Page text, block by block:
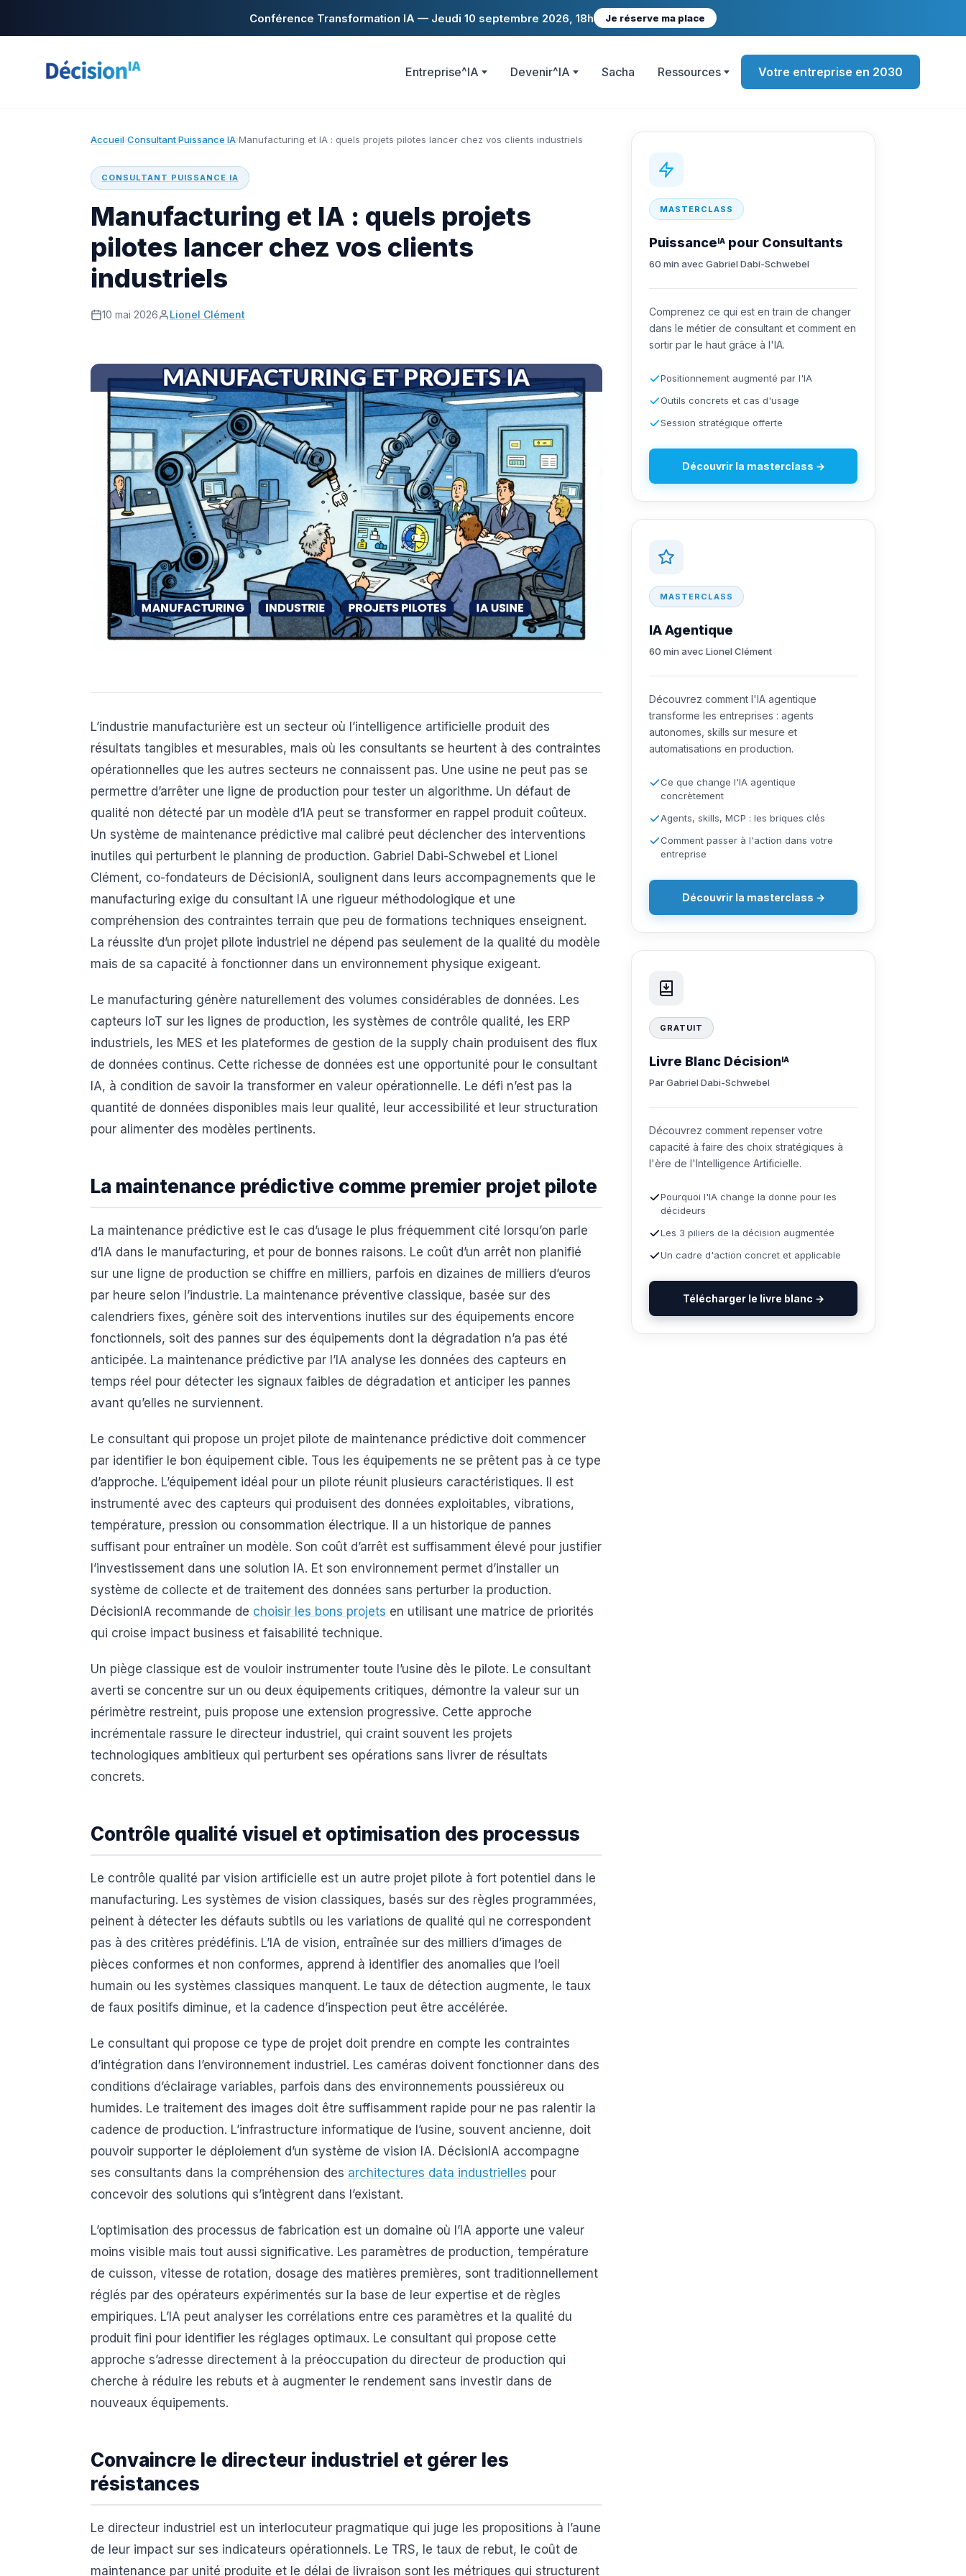
Conférence Transformation IA — Jeudi 10 septembre 2026, 18h Je réserve ma place
Entreprise^IA Devenir^IA Sacha Ressources Votre entreprise en 2030
Accueil›Consultant Puissance IA›Manufacturing et IA : quels projets pilotes lancer chez vos clients industriels
CONSULTANT PUISSANCE IA
Manufacturing et IA : quels projets
pilotes lancer chez vos clients
industriels
10 mai 2026 Lionel Clément
L’industrie manufacturière est un secteur où l’intelligence artificielle produit des
résultats tangibles et mesurables, mais où les consultants se heurtent à des contraintes
opérationnelles que les autres secteurs ne connaissent pas. Une usine ne peut pas se
permettre d’arrêter une ligne de production pour tester un algorithme. Un défaut de
qualité non détecté par un modèle d’IA peut se transformer en rappel produit coûteux.
Un système de maintenance prédictive mal calibré peut déclencher des interventions
inutiles qui perturbent le planning de production. Gabriel Dabi-Schwebel et Lionel
Clément, co-fondateurs de DécisionIA, soulignent dans leurs accompagnements que le
manufacturing exige du consultant IA une rigueur méthodologique et une
compréhension des contraintes terrain que peu de formations techniques enseignent.
La réussite d’un projet pilote industriel ne dépend pas seulement de la qualité du modèle
mais de sa capacité à fonctionner dans un environnement physique exigeant.
Le manufacturing génère naturellement des volumes considérables de données. Les
capteurs IoT sur les lignes de production, les systèmes de contrôle qualité, les ERP
industriels, les MES et les plateformes de gestion de la supply chain produisent des flux
de données continus. Cette richesse de données est une opportunité pour le consultant
IA, à condition de savoir la transformer en valeur opérationnelle. Le défi n’est pas la
quantité de données disponibles mais leur qualité, leur accessibilité et leur structuration
pour alimenter des modèles pertinents.
La maintenance prédictive comme premier projet pilote
La maintenance prédictive est le cas d’usage le plus fréquemment cité lorsqu’on parle
d’IA dans le manufacturing, et pour de bonnes raisons. Le coût d’un arrêt non planifié
sur une ligne de production se chiffre en milliers, parfois en dizaines de milliers d’euros
par heure selon l’industrie. La maintenance préventive classique, basée sur des
calendriers fixes, génère soit des interventions inutiles sur des équipements encore
fonctionnels, soit des pannes sur des équipements dont la dégradation n’a pas été
anticipée. La maintenance prédictive par l’IA analyse les données des capteurs en
temps réel pour détecter les signaux faibles de dégradation et anticiper les pannes
avant qu’elles ne surviennent.
Le consultant qui propose un projet pilote de maintenance prédictive doit commencer
par identifier le bon équipement cible. Tous les équipements ne se prêtent pas à ce type
d’approche. L’équipement idéal pour un pilote réunit plusieurs caractéristiques. Il est
instrumenté avec des capteurs qui produisent des données exploitables, vibrations,
température, pression ou consommation électrique. Il a un historique de pannes
suffisant pour entraîner un modèle. Son coût d’arrêt est suffisamment élevé pour justifier
l’investissement dans une solution IA. Et son environnement permet d’installer un
système de collecte et de traitement des données sans perturber la production.
DécisionIA recommande de choisir les bons projets en utilisant une matrice de priorités
qui croise impact business et faisabilité technique.
Un piège classique est de vouloir instrumenter toute l’usine dès le pilote. Le consultant
averti se concentre sur un ou deux équipements critiques, démontre la valeur sur un
périmètre restreint, puis propose une extension progressive. Cette approche
incrémentale rassure le directeur industriel, qui craint souvent les projets
technologiques ambitieux qui perturbent ses opérations sans livrer de résultats
concrets.
Contrôle qualité visuel et optimisation des processus
Le contrôle qualité par vision artificielle est un autre projet pilote à fort potentiel dans le
manufacturing. Les systèmes de vision classiques, basés sur des règles programmées,
peinent à détecter les défauts subtils ou les variations de qualité qui ne correspondent
pas à des critères prédéfinis. L’IA de vision, entraînée sur des milliers d’images de
pièces conformes et non conformes, apprend à identifier des anomalies que l’oeil
humain ou les systèmes classiques manquent. Le taux de détection augmente, le taux
de faux positifs diminue, et la cadence d’inspection peut être accélérée.
Le consultant qui propose ce type de projet doit prendre en compte les contraintes
d’intégration dans l’environnement industriel. Les caméras doivent fonctionner dans des
conditions d’éclairage variables, parfois dans des environnements poussiéreux ou
humides. Le traitement des images doit être suffisamment rapide pour ne pas ralentir la
cadence de production. L’infrastructure informatique de l’usine, souvent ancienne, doit
pouvoir supporter le déploiement d’un système de vision IA. DécisionIA accompagne
ses consultants dans la compréhension des architectures data industrielles pour
concevoir des solutions qui s’intègrent dans l’existant.
L’optimisation des processus de fabrication est un domaine où l’IA apporte une valeur
moins visible mais tout aussi significative. Les paramètres de production, température
de cuisson, vitesse de rotation, dosage des matières premières, sont traditionnellement
réglés par des opérateurs expérimentés sur la base de leur expertise et de règles
empiriques. L’IA peut analyser les corrélations entre ces paramètres et la qualité du
produit fini pour identifier les réglages optimaux. Le consultant qui propose cette
approche s’adresse directement à la préoccupation du directeur de production qui
cherche à réduire les rebuts et à augmenter le rendement sans investir dans de
nouveaux équipements.
Convaincre le directeur industriel et gérer les
résistances
Le directeur industriel est un interlocuteur pragmatique qui juge les propositions à l’aune
de leur impact sur ses indicateurs opérationnels. Le TRS, le taux de rebut, le coût de
maintenance par unité produite et le délai de livraison sont les métriques qui structurent
MASTERCLASS
PuissanceIA pour Consultants
60 min avec Gabriel Dabi-Schwebel
Comprenez ce qui est en train de changer
dans le métier de consultant et comment en
sortir par le haut grâce à l'IA.
Positionnement augmenté par l'IA
Outils concrets et cas d'usage
Session stratégique offerte
Découvrir la masterclass →
MASTERCLASS
IA Agentique
60 min avec Lionel Clément
Découvrez comment l'IA agentique
transforme les entreprises : agents
autonomes, skills sur mesure et
automatisations en production.
Ce que change l'IA agentique
concrètement
Agents, skills, MCP : les briques clés
Comment passer à l'action dans votre
entreprise
Découvrir la masterclass →
GRATUIT
Livre Blanc DécisionIA
Par Gabriel Dabi-Schwebel
Découvrez comment repenser votre
capacité à faire des choix stratégiques à
l'ère de l'Intelligence Artificielle.
Pourquoi l'IA change la donne pour les
décideurs
Les 3 piliers de la décision augmentée
Un cadre d'action concret et applicable
Télécharger le livre blanc →